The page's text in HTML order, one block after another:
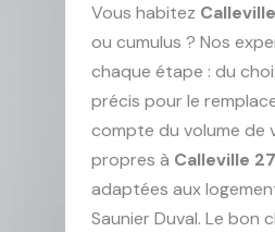
Vous habitez
ou cumulus ? Nos
chaque étape : du
précis pour le
compte du volume de
propres à Calleville
adaptées aux
Saunier Duval. Le